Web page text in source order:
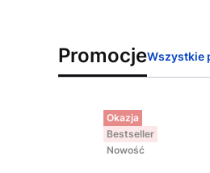
PromocjeWszystkie
Okazja
Bestseller
Nowość